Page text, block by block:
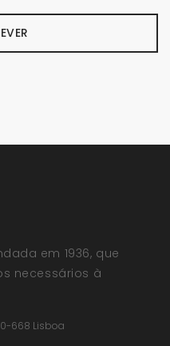
em 1936, que
necessários à
668 Lisboa